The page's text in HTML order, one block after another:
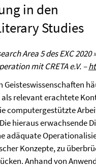
in den
Studies
Area 5 des EXC
mit CRETA e.V. –
Geisteswissenschaften
relevant erachtete
computergestützte
hieraus erwachsende
adäquate
Konzepte, zu
Anhand von